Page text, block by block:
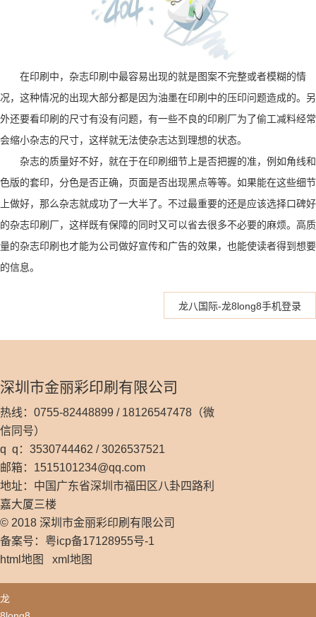
在印刷中，杂志印刷中最容易出现的就是图案不完整或者模糊的情
况，这种情况的出现大部分都是因为油墨在印刷中的压印问题造成的。另
外还要看印刷的尺寸有没有问题，有一些不良的印刷厂为了偷工减料经常
会缩小杂志的尺寸，这样就无法使杂志达到理想的状态。
杂志的质量好不好，就在于在印刷细节上是否把握的准，例如角线和
色版的套印，分色是否正确，页面是否出现黑点等等。如果能在这些细节
上做好，那么杂志就成功了一大半了。不过最重要的还是应该选择口碑好
的杂志印刷厂，这样既有保障的同时又可以省去很多不必要的麻烦。高质
量的杂志印刷也才能为公司做好宣传和广告的效果，也能使读者得到想要
的信息。
龙八国际-龙8long8手机登录
深圳市金丽彩印刷有限公司
热线：0755-82448899 / 18126547478（微
信同号）
q q：3530744462 / 3026537521
邮箱： 1515101234@qq.com
地址：中国广东省深圳市福田区八卦四路利
嘉大厦三楼
© 2018 深圳市金丽彩印刷有限公司
备案号：粤icp备17128955号-1
html地图
xml地图
龙